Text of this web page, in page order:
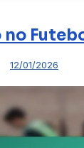
no
12/01/2026